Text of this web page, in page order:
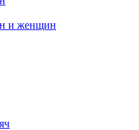
и женщин